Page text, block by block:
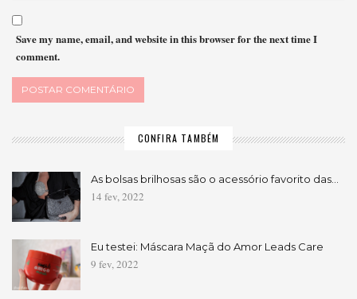
Save my name, email, and website in this browser for the next time I
comment.
CONFIRA TAMBÉM
As bolsas brilhosas são o acessório favorito das…
14 fev, 2022
Eu testei: Máscara Maçã do Amor Leads Care
9 fev, 2022